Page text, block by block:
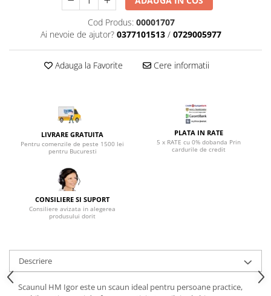
Top saltele memory 5 cm
Top saltele MemoHR 6.5 cm
Saltele ieftine
Scaune manager
Scaune pentru bucatarie
Mobilier hol
Suporturi si rafturi pantofi
Portmantouri
Seturi mobilier hol
Stender haine
Suport pentru umerase
Cuiere
Mobilier gradinita
Mese gradinita
Cod Produs: 00001707
Ai nevoie de ajutor? 0377101513 / 0729005977
Adauga la Favorite Cere informatii
LIVRARE GRATUITA
Pentru comenzile de peste 1500 lei
pentru Bucuresti
PLATA IN RATE
5 x RATE cu 0% dobanda Prin
cardurile de credit
CONSILIERE SI SUPORT
Consiliere avizata in alegerea
produsului dorit
Descriere
Scaunul HM Igor este un scaun ideal pentru persoane practice,